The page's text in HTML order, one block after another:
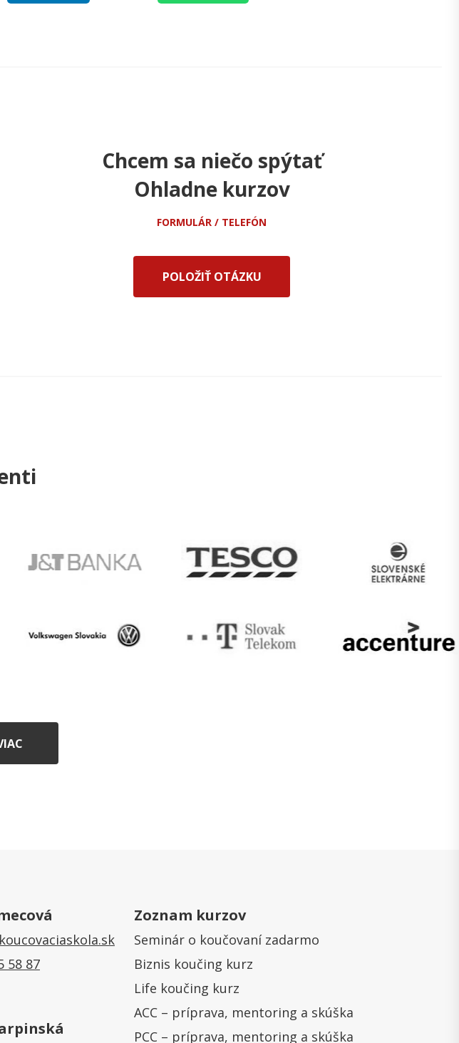
Chcem sa niečo spýtať
Ohladne kurzov
FORMULÁR / TELEFÓN
POLOŽIŤ OTÁZKU
58 87
Zoznam kurzov
Seminár o koučovaní zadarmo
Biznis koučing kurz
Life koučing kurz
ACC – príprava, mentoring a skúška
PCC – príprava, mentoring a skúška